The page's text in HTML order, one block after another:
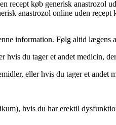
recept køb generisk
anastrozol online uden
information. Følg altid lægens
hvis du tager et andet medicin,
eller hvis du tager et
hvis du har erektil